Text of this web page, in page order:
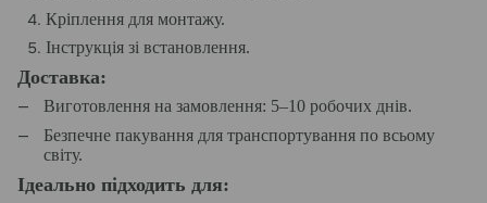
Кріплення для монтажу.
Інструкція зі встановлення.
Доставка:
Виготовлення на замовлення: 5–10 робочих днів.
Безпечне пакування для транспортування по всьому
світу.
Ідеально підходить для: